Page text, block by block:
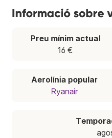
Informació sobre
Preu mínim actual
16 €
Aerolínia popular
Ryanair